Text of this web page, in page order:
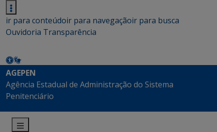
ir para conteúdoir para navegaçãoir para busca
Ouvidoria Transparência
AGEPEN
Agência Estadual de Administração do Sistema
Penitenciário